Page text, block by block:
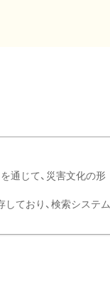
通じて、災害文化の形
ており、検索システム